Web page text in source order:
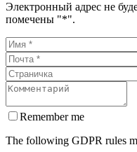
Электронный адрес не
помечены "*".
Remember me
The following GDPR rules